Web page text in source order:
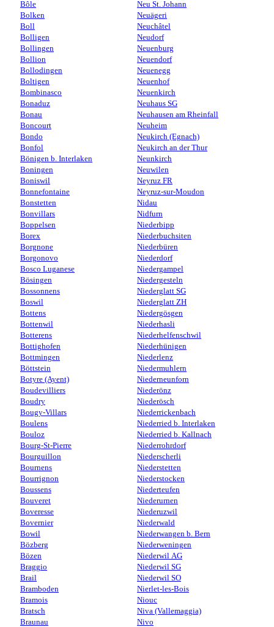
Bôle
Bolken
Boll
Bolligen
Bollingen
Bollion
Bollodingen
Boltigen
Bombinasco
Bonaduz
Bonau
Boncourt
Bondo
Bonfol
Bönigen b. Interlaken
Boningen
Boniswil
Bonnefontaine
Bonstetten
Bonvillars
Boppelsen
Borex
Borgnone
Borgonovo
Bosco Luganese
Bösingen
Bossonnens
Boswil
Bottens
Bottenwil
Botterens
Bottighofen
Bottmingen
Böttstein
Botyre (Ayent)
Boudevilliers
Boudry
Bougy-Villars
Boulens
Bouloz
Bourg-St-Pierre
Bourguillon
Bournens
Bourrignon
Boussens
Bouveret
Boveresse
Bovernier
Bowil
Bözberg
Bözen
Braggio
Brail
Bramboden
Bramois
Bratsch
Braunau
Neu St. Johann
Neuägeri
Neuchâtel
Neudorf
Neuenburg
Neuendorf
Neuenegg
Neuenhof
Neuenkirch
Neuhaus SG
Neuhausen am Rheinfall
Neuheim
Neukirch (Egnach)
Neukirch an der Thur
Neunkirch
Neuwilen
Neyruz FR
Neyruz-sur-Moudon
Nidau
Nidfurn
Niederbipp
Niederbuchsiten
Niederbüren
Niederdorf
Niedergampel
Niedergesteln
Niederglatt SG
Niederglatt ZH
Niedergösgen
Niederhasli
Niederhelfenschwil
Niederhünigen
Niederlenz
Niedermuhlern
Niederneunforn
Niederönz
Niederösch
Niederrickenbach
Niederried b. Interlaken
Niederried b. Kallnach
Niederrohrdorf
Niederscherli
Niederstetten
Niederstocken
Niederteufen
Niederurnen
Niederuzwil
Niederwald
Niederwangen b. Bern
Niederweningen
Niederwil AG
Niederwil SG
Niederwil SO
Nierlet-les-Bois
Niouc
Niva (Vallemaggia)
Nivo